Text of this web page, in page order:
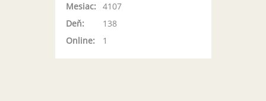
Online: 1
Mesiac:
4107
Deň:
138